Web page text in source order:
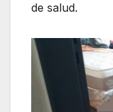
de salud.